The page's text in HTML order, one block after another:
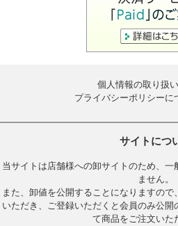
個人情報の取り扱
プライバシーポリシーに
サイトにつ
当サイトは店舗様への卸サイトのため、一
ません。
また、卸値を公開することになりますの
いただき、ご登録いただくと会員のみ公
て商品をご注文いた